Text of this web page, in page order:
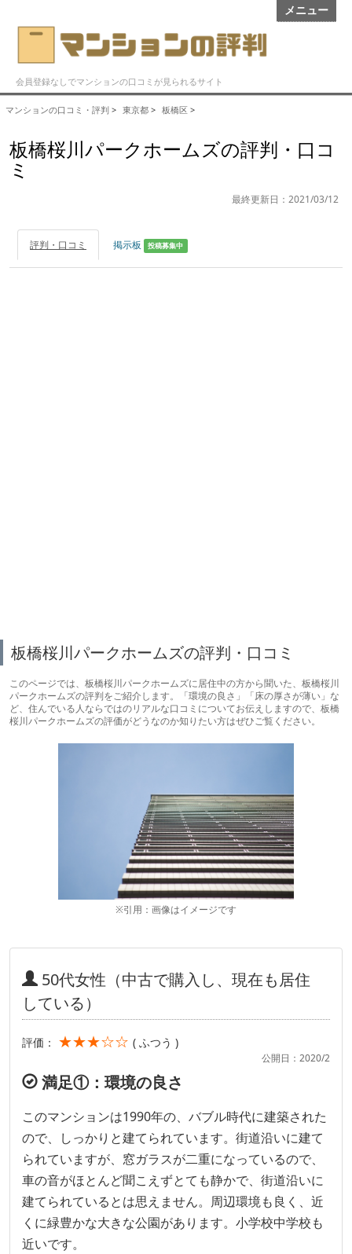
メニュー
会員登録なしでマンションの口コミが見られるサイト
マンションの口コミ・評判 > 東京都 > 板橋区 >
板橋桜川パークホームズの評判・口コ
ミ
最終更新日：2021/03/12
評判・口コミ 掲示板 投稿募集中
板橋桜川パークホームズの評判・口コミ
このページでは、板橋桜川パークホームズに居住中の方から聞いた、板橋桜川
パークホームズの評判をご紹介します。「環境の良さ」「床の厚さが薄い」な
ど、住んでいる人ならではのリアルな口コミについてお伝えしますので、板橋
桜川パークホームズの評価がどうなのか知りたい方はぜひご覧ください。
※引用：画像はイメージです
50代女性（中古で購入し、現在も居住
している）
評価： ★★★☆☆ ( ふつう )
公開日：2020/2
満足①：環境の良さ
このマンションは1990年の、バブル時代に建築された
ので、しっかりと建てられています。街道沿いに建て
られていますが、窓ガラスが二重になっているので、
車の音がほとんど聞こえずとても静かで、街道沿いに
建てられているとは思えません。周辺環境も良く、近
くに緑豊かな大きな公園があります。小学校中学校も
近いです。